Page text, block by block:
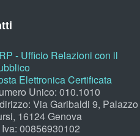
- Ufficio Relazioni con il
Elettronica Certificata
Unico: 010.1010
Via Garibaldi 9, Palazzo
16124 Genova
Iva: 00856930102